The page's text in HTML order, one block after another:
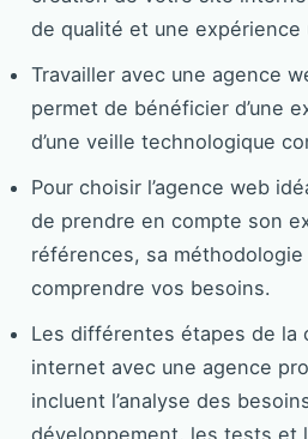
de qualité et une expérience
Travailler avec une agence
permet de bénéficier d’une
d’une veille technologique
Pour choisir l’agence web
de prendre en compte son
références, sa
comprendre vos besoins.
Les différentes étapes de la
internet avec une agence
incluent l’analyse des
développement, les tests et